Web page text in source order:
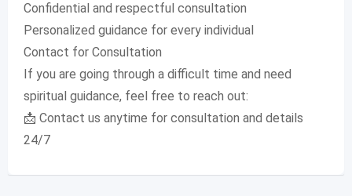
Confidential and respectful consultation
Personalized guidance for every individual
Contact for Consultation
If you are going through a difficult time and need
spiritual guidance, feel free to reach out:
📩 Contact us anytime for consultation and details
24/7